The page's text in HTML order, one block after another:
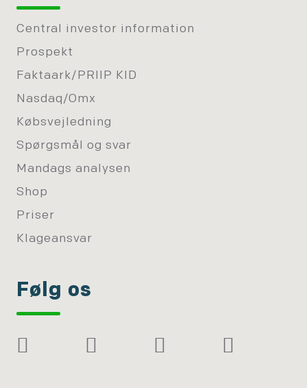
Central investor information
Prospekt
Faktaark/PRIIP KID
Nasdaq/Omx
Købsvejledning
Spørgsmål og svar
Mandags analysen
Shop
Priser
Klageansvar
Følg os